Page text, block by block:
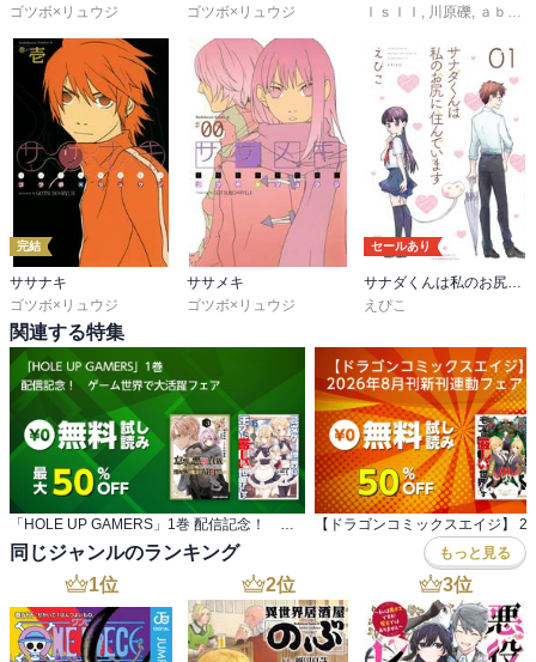
ゴツボ×リュウジ
ゴツボ×リュウジ
ＩｓＩＩ , 川原礫, ａｂｅｃ
完結
ササナキ
ゴツボ×リュウジ
ササメキ
ゴツボ×リュウジ
セールあり
えぴこ
関連する特集
同じジャンルのランキング もっと見る
1位 2位 3位